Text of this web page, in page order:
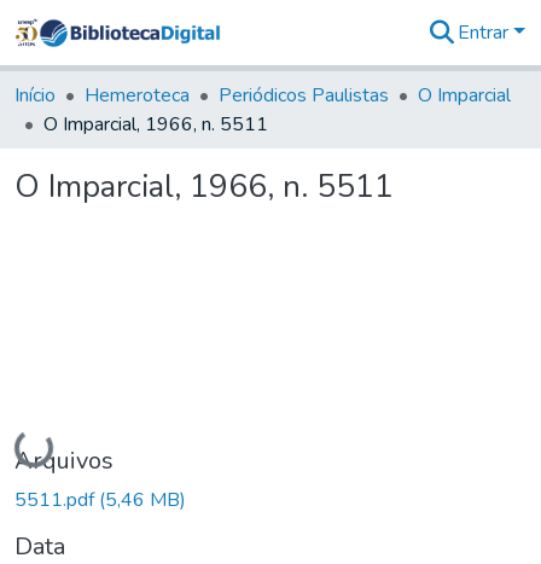
&
Coleções
Tudo na
Digital
Entrar
Início Hemeroteca Periódicos Paulistas
O Imparcial
O Imparcial, 1966, n. 5511
O Imparcial, 1966, n. 5511
Carregando...
Arquivos
5511.pdf(5,46 MB)
Data